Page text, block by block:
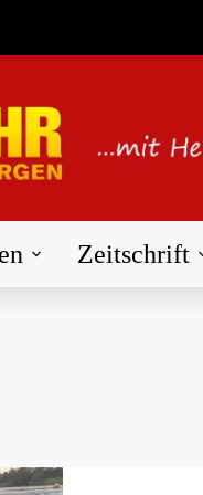
Zeitschrift